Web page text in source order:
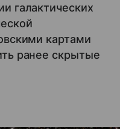
галактических
картами
ранее скрытые